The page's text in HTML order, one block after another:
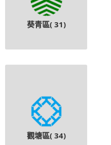
葵青區( 31)
觀塘區( 34)